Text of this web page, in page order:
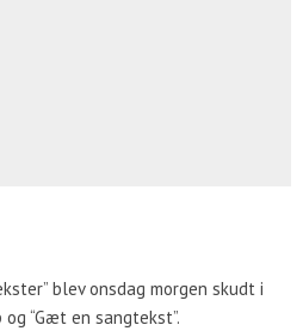
blev onsdag morgen skudt i
“Gæt en sangtekst”.